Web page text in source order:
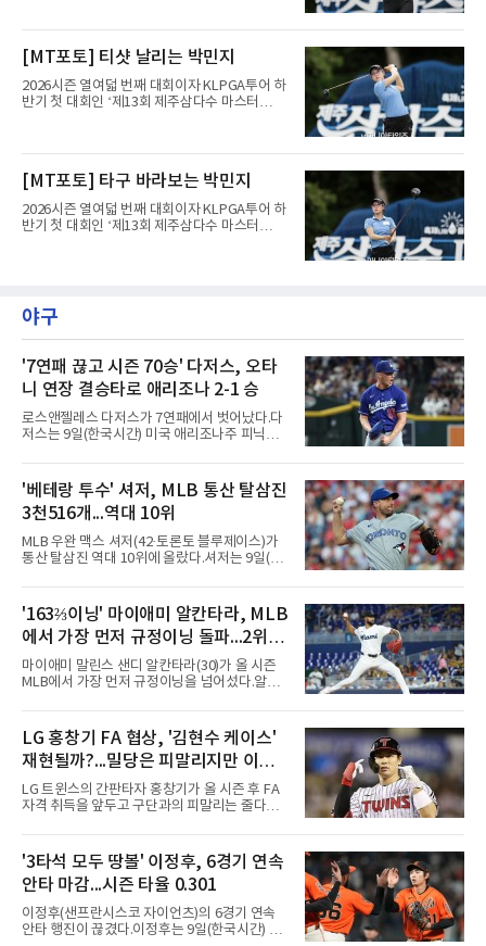
트(파72/6,767야드)에서 열리고 있다.9일 현재
홀에서 경기하고 있다.
[MT포토] 티샷 날리는 박민지
2026시즌 열여덟 번째 대회이자 KLPGA투어 하
반기 첫 대회인 ‘제13회 제주삼다수 마스터
트(파72/6,767야드)에서 열리고 있다.9일 현재
홀에서 경기하고 있다.
[MT포토] 타구 바라보는 박민지
2026시즌 열여덟 번째 대회이자 KLPGA투어 하
반기 첫 대회인 ‘제13회 제주삼다수 마스터
홀에서 경기하고 있다.
야구
'7연패 끊고 시즌 70승' 다저스, 오타
니 연장 결승타로 애리조나 2-1 승
로스앤젤레스 다저스가 7연패에서 벗어났다.다
저스는 9일(한국시간) 미국 애리조나주 피닉스
아몬드백스전에서 2-1로 이겼다. 8회 카일 터커
의 솔로 홈런으로 앞섰으나 9회말 마무리 에드
윈 디아스가 헤랄도 페르도모와 코빈 캐럴에게
연속 3루타를 맞고 동점을 허용했다.수술과 재
활을 마치고 지난달 30일 복귀한 디아스는 전날
끝내기 역전 홈런에 이어 이틀 연속 무너졌다. 다
만 무사 3루를 실점 없이 넘겨 경기는 연장으로
이어가 1사 1, 3루에서 병살타를 유도했다.시즌
70승 47패가 된 다저스는 지구
'베테랑 투수' 셔저, MLB 통산 탈삼진
3천516개...역대 10위
MLB 우완 맥스 셔저(42·토론토 블루제이스)가
통산 탈삼진 역대 10위에 올랐다.셔저는 9일(한
서 열린 필라델피아 필리스와의 원정 경기에 선
발 등판해 5⅓이닝 4탈삼진을 기록, 통산 3천
516개를 쌓아 월터 존슨(3천515개)을 1개 차로
제쳤다.이 부문 1위는 놀런 라이언(5천714개)이
며 랜디 존슨(4천875개), 로저 클레먼스(4천672
개), 스티브 칼턴(4천136개)이 뒤를 잇는다.현역
중에서는 올 시즌 후 은퇴하는 통산 8위 저스틴
두 2위다. 올해 토론토와 1년 300만 달러에 재계
약한 그는 9위 게일로드 페리(3
'163⅔이닝' 마이애미 알칸타라, MLB
에서 가장 먼저 규정이닝 돌파...2위와
14이닝 차
마이애미 말린스 샌디 알칸타라(30)가 올 시즌
MLB에서 가장 먼저 규정이닝을 넘어섰다.알칸
크에서 열린 로스앤젤레스 에인절스전에 선발
등판해 7이닝 3피안타 무실점을 기록, 7-0 승리
를 이끌며 시즌 13승(6패)을 올렸다. 평균자책점
은 3.52로 떨어졌고, 3회를 마쳤을 때 통산 1천
226이닝을 기록해 리키 놀라스코의 구단 최다
이닝(1천225⅔이닝)을 경신했다.시즌 소화 이닝
은 163⅔이닝으로 규정이닝 162이닝을 통과했
인트루이스에서 데뷔해 이듬해 마이애미로 이적
한 그는 2022년 리그 최다 228⅔이닝
LG 홍창기 FA 협상, '김현수 케이스'
재현될까?...밀당은 피말리지만 이적
가능성은 낮아
LG 트윈스의 간판타자 홍창기가 올 시즌 후 FA
자격 취득을 앞두고 구단과의 피말리는 줄다리
김현수가 FA 시장에서 이적했던 충격적인 선례
가 소환되면서 벌써부터 팬들의 이목이 집중되
는 양상이다.다만 이번 협상은 과거 김현수 케이
스와는 판이하게 다른 환경 속에서 전개될 것으
로 보인다. 선수 측과 구단 간의 시각 차이가 팽
팽히 맞서며 내부 협상 과정은 극심한 진통을 겪
을 가능성이 크지만, 시장 외부에서 불어오는 변
'3타석 모두 땅볼' 이정후, 6경기 연속
안타 마감...시즌 타율 0.301
이정후(샌프란시스코 자이언츠)의 6경기 연속
안타 행진이 끊겼다.이정후는 9일(한국시간) 미